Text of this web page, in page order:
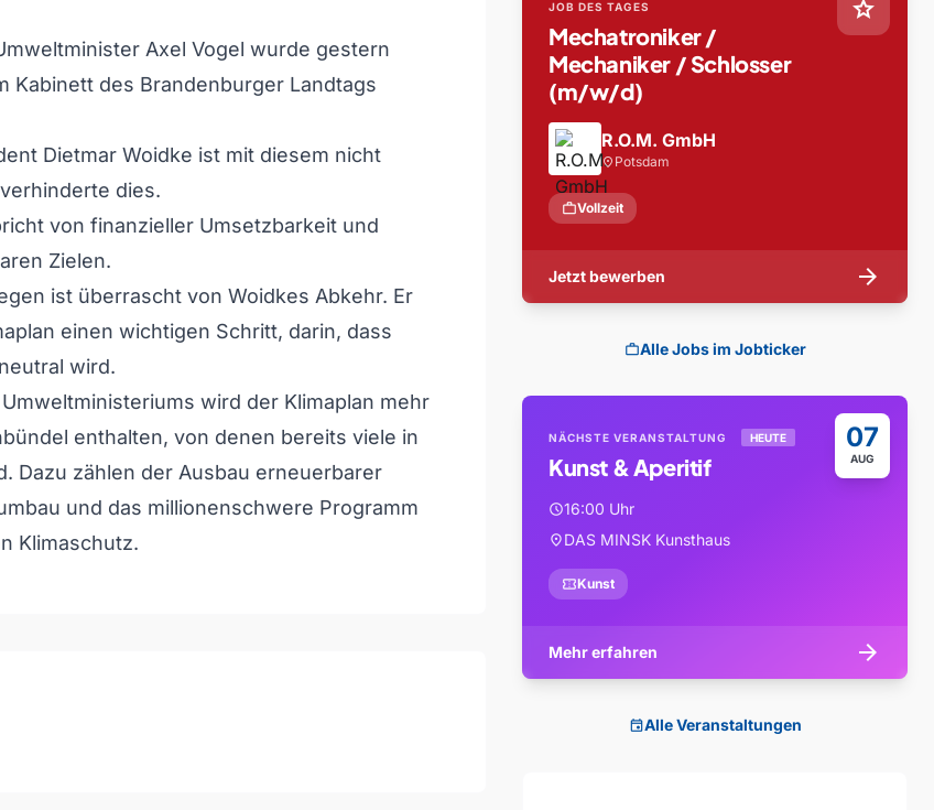
Axel Vogel wurde gestern
Kabinett des Brandenburger Landtags
Dietmar Woidke ist mit diesem nicht
dies.
von finanzieller Umsetzbarkeit und
Zielen.
ist überrascht von Woidkes Abkehr. Er
einen wichtigen Schritt, darin, dass
wird.
wird der Klimaplan mehr
enthalten, von denen bereits viele in
Dazu zählen der Ausbau erneuerbarer
und das millionenschwere Programm
Klimaschutz.
star
JOB DES TAGES
Mechatroniker /
Mechaniker / Schlosser
(m/w/d)
R.O.M. GmbH
location_on Potsdam
workVollzeit
Jetzt bewerben arrow_forward
workAlle Jobs im Jobticker
07
AUG
NÄCHSTE VERANSTALTUNG HEUTE
Kunst & Aperitif
schedule16:00 Uhr
location_onDAS MINSK Kunsthaus
confirmation_numberKunst
Mehr erfahren arrow_forward
eventAlle Veranstaltungen